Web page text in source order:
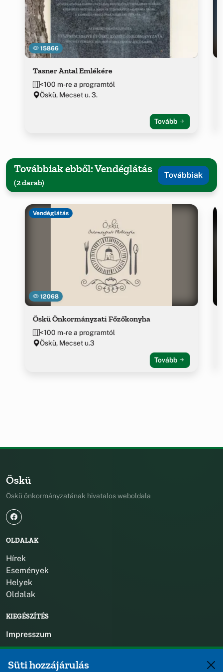
15866
Tasner Antal Emlékére
<100 m-re a programtól
Öskü, Mecset u. 3.
Tovább
Továbbiak ebből: Vendéglátás
(2 darab)
Továbbiak
12068
Vendéglátás
Öskü Önkormányzati Főzőkonyha
<100 m-re a programtól
Öskü, Mecset u.3
Tovább
Öskü
Öskü önkormányzatának hivatalos weboldala
OLDALAK
Hírek
Események
Helyek
Oldalak
KIEGÉSZÍTÉS
Impresszum
Süti hozzájárulás